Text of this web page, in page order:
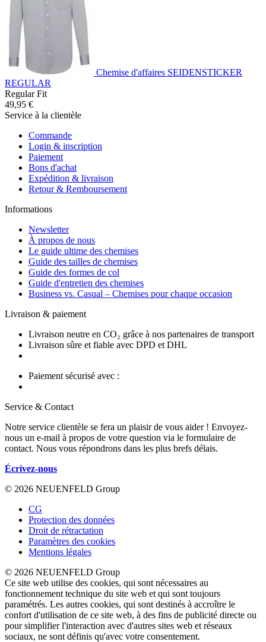
Chemise d'affaires SEIDENSTICKER
REGULAR
Regular Fit
49,95 €
Service à la clientèle
Commande
Login & inscription
Paiement
Bons d'achat
Expédition & livraison
Retour & Remboursement
Informations
Newsletter
À propos de nous
Le guide ultime des chemises
Guide des tailles de chemises
Guide des formes de col
Guide d'entretien des chemises
Business vs. Casual – Chemises pour chaque occasion
Livraison & paiement
Livraison neutre en CO₂ grâce à nos partenaires de transport
Livraison sûre et fiable avec DPD et DHL
Paiement sécurisé avec :
Service & Contact
Notre service clientèle se fera un plaisir de vous aider ! Envoyez-
nous un e-mail à propos de votre question via le formulaire de
contact. Nous vous répondrons dans les plus brefs délais.
Écrivez-nous
© 2026 NEUENFELD Group
CG
Protection des données
Droit de rétractation
Paramètres des cookies
Mentions légales
© 2026 NEUENFELD Group
Ce site web utilise des cookies, qui sont nécessaires au
fonctionnement technique du site web et qui sont toujours
paramétrés. Les autres cookies, qui sont destinés à accroître le
confort d'utilisation de ce site web, à des fins de publicité directe ou
pour simplifier l'interaction avec d'autres sites web et réseaux
sociaux, ne sont définis qu'avec votre consentement.